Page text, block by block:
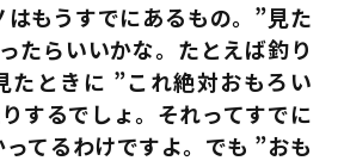
はもうすでにあるもの。”見た
たらいいかな。たとえば釣り
たときに ”これ絶対おもろい
するでしょ。それってすでに
てるわけですよ。でも ”おも